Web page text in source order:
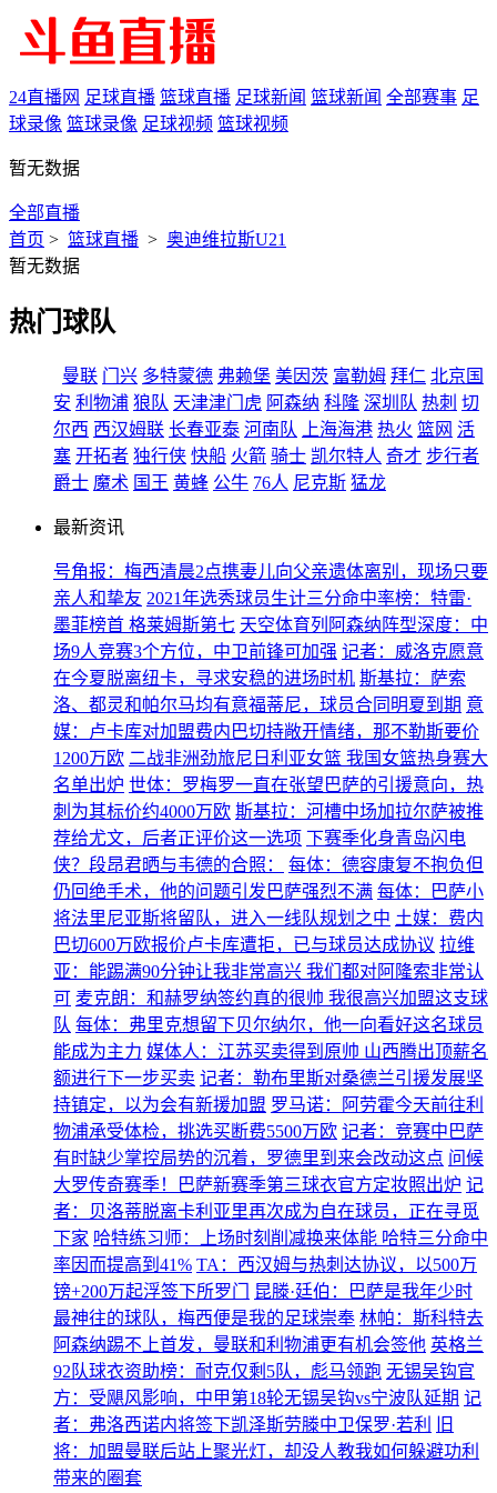
24直播网 足球直播 篮球直播 足球新闻 篮球新闻 全部赛事 足
球录像 篮球录像 足球视频 篮球视频
暂无数据
全部直播
首页 > 篮球直播 > 奥迪维拉斯U21
暂无数据
热门球队
曼联 门兴 多特蒙德 弗赖堡 美因茨 富勒姆 拜仁 北京国
安 利物浦 狼队 天津津门虎 阿森纳 科隆 深圳队 热刺 切
尔西 西汉姆联 长春亚泰 河南队 上海海港 热火 篮网 活
塞 开拓者 独行侠 快船 火箭 骑士 凯尔特人 奇才 步行者
爵士 魔术 国王 黄蜂 公牛 76人 尼克斯 猛龙
最新资讯
号角报：梅西清晨2点携妻儿向父亲遗体离别，现场只要
亲人和挚友 2021年选秀球员生计三分命中率榜：特雷·
墨菲榜首 格莱姆斯第七 天空体育列阿森纳阵型深度：中
场9人竞赛3个方位，中卫前锋可加强 记者：威洛克愿意
在今夏脱离纽卡，寻求安稳的进场时机 斯基拉：萨索
洛、都灵和帕尔马均有意福蒂尼，球员合同明夏到期 意
媒：卢卡库对加盟费内巴切持敞开情绪，那不勒斯要价
1200万欧 二战非洲劲旅尼日利亚女篮 我国女篮热身赛大
名单出炉 世体：罗梅罗一直在张望巴萨的引援意向，热
刺为其标价约4000万欧 斯基拉：河槽中场加拉尔萨被推
荐给尤文，后者正评价这一选项 下赛季化身青岛闪电
侠？段昂君晒与韦德的合照：
每体：德容康复不抱负但
仍回绝手术，他的问题引发巴萨强烈不满 每体：巴萨小
将法里尼亚斯将留队，进入一线队规划之中 土媒：费内
巴切600万欧报价卢卡库遭拒，已与球员达成协议 拉维
亚：能踢满90分钟让我非常高兴 我们都对阿隆索非常认
可 麦克朗：和赫罗纳签约真的很帅 我很高兴加盟这支球
队 每体：弗里克想留下贝尔纳尔，他一向看好这名球员
能成为主力 媒体人：江苏买卖得到原帅 山西腾出顶薪名
额进行下一步买卖 记者：勒布里斯对桑德兰引援发展坚
持镇定，以为会有新援加盟 罗马诺：阿劳霍今天前往利
物浦承受体检，挑选买断费5500万欧 记者：竞赛中巴萨
有时缺少掌控局势的沉着，罗德里到来会改动这点 问候
大罗传奇赛季！巴萨新赛季第三球衣官方定妆照出炉 记
者：贝洛蒂脱离卡利亚里再次成为自在球员，正在寻觅
下家 哈特练习师：上场时刻削减换来体能 哈特三分命中
率因而提高到41% TA：西汉姆与热刺达协议，以500万
镑+200万起浮签下所罗门
昆滕·廷伯：巴萨是我年少时
最神往的球队，梅西便是我的足球崇奉 林帕：斯科特去
阿森纳踢不上首发，曼联和利物浦更有机会签他 英格兰
92队球衣资助榜：耐克仅剩5队，彪马领跑 无锡吴钩官
方：受飓风影响，中甲第18轮无锡吴钩vs宁波队延期 记
者：弗洛西诺内将签下凯泽斯劳滕中卫保罗·若利
旧
将：加盟曼联后站上聚光灯，却没人教我如何躲避功利
带来的圈套